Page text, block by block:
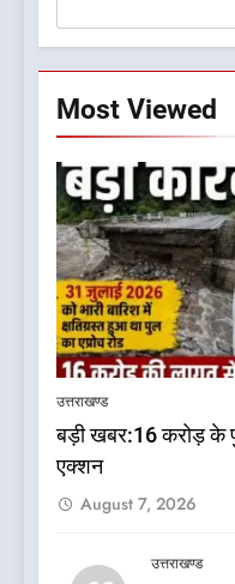
Most Viewed
उत्तराखण्ड
बड़ी खबर:16 करोड़ के
एक्शन
August 7, 2026
उत्तराखण्ड
5
6